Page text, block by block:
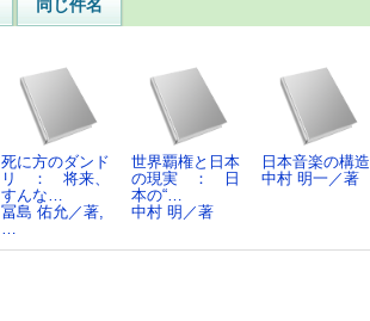
同じ件名
死に方のダンド
リ ： 将来、
すんな…
冨島 佑允／著,
…
世界覇権と日本
の現実 ： 日
本の“…
中村 明／著
日本音楽の構造
中村 明一／著